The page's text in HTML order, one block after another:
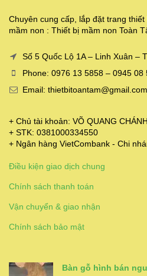
Chuyên cung cấp, lắp đặt trang
mầm non : Thiết bị mầm non Toàn
Số 5 Quốc Lộ 1A – Linh Xuân –
Phone: 0976 13 5858 – 0945
Email: thietbitoantam@gmail.com
+ Chủ tài khoản: VÕ QUANG CHÁNH
+ STK: 0381000334550
+ Ngân hàng VietCombank - Chi
Điều kiện giao dịch chung
Chính sách thanh toán
Vận chuyển & giao nhận
Chính sách bảo mật
Bàn gỗ hình bán